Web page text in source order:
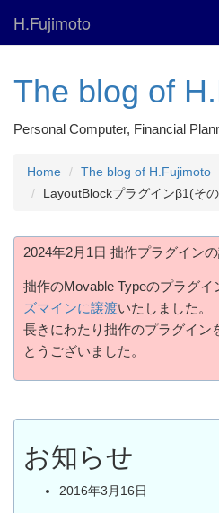
H.Fujimoto
The blog of
Personal Computer, Financial
Home
The blog of H.Fujimoto
LayoutBlockプラグインβ1(そ
2024年2月1日 拙作プラグイン
拙作のMovable Typeのプラグイ
ズマインに譲渡いたしました。
長きにわたり拙作のプラグイン
とうございました。
お知らせ
2016年3月16日